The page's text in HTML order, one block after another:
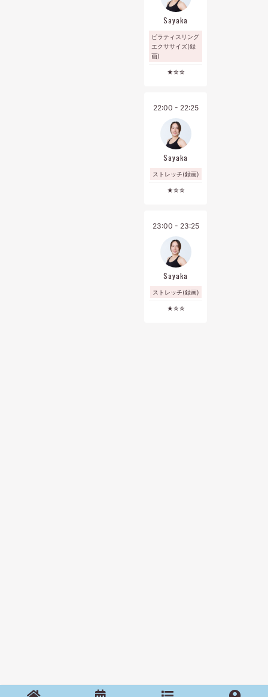
Sayaka
ピラティスリング
エクササイズ(録
画)
★☆☆
22:00 - 22:25
Sayaka
ストレッチ(録画)
★☆☆
23:00 - 23:25
Sayaka
ストレッチ(録画)
★☆☆